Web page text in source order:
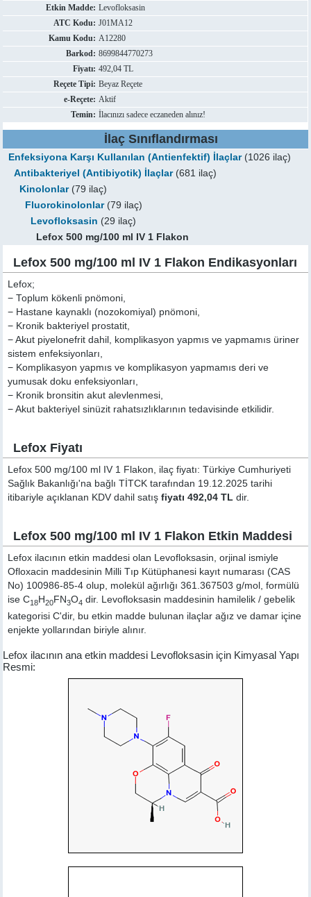
Etkin Madde: Levofloksasin
ATC Kodu: J01MA12
Kamu Kodu: A12280
Barkod: 8699844770273
Fiyatı: 492,04 TL
Reçete Tipi: Beyaz Reçete
e-Reçete: Aktif
Temin: İlacınızı sadece eczaneden alınız!
İlaç Sınıflandırması
Enfeksiyona Karşı Kullanılan (Antienfektif) İlaçlar(1026 ilaç)
Antibakteriyel (Antibiyotik) İlaçlar(681 ilaç)
Kinolonlar(79 ilaç)
Fluorokinolonlar(79 ilaç)
Levofloksasin (29 ilaç)
Lefox 500 mg/100 ml IV 1 Flakon
Lefox 500 mg/100 ml IV 1 Flakon Endikasyonları
Lefox;
− Toplum kökenli pnömoni,
− Hastane kaynaklı (nozokomiyal) pnömoni,
− Kronik bakteriyel prostatit,
− Akut piyelonefrit dahil, komplikasyon yapmıs ve yapmamıs üriner
sistem enfeksiyonları,
− Komplikasyon yapmıs ve komplikasyon yapmamıs deri ve
yumusak doku enfeksiyonları,
− Kronik bronsitin akut alevlenmesi,
− Akut bakteriyel sinüzit rahatsızlıklarının tedavisinde etkilidir.
Lefox Fiyatı
Lefox 500 mg/100 ml IV 1 Flakon, ilaç fiyatı: Türkiye Cumhuriyeti
Sağlık Bakanlığı'na bağlı TİTCK tarafından 19.12.2025 tarihi
itibariyle açıklanan KDV dahil satışfiyatı 492,04 TL dir.
Lefox 500 mg/100 ml IV 1 Flakon Etkin Maddesi
Lefox ilacının etkin maddesi olan Levofloksasin, orjinal ismiyle
Ofloxacin maddesinin Milli Tıp Kütüphanesi kayıt numarası (CAS
No) 100986-85-4 olup, molekül ağırlığı 361.367503 g/mol, formülü
ise C18H20FN3O4 dir. Levofloksasin maddesinin hamilelik / gebelik
kategorisi C'dir, bu etkin madde bulunan ilaçlar ağız ve damar içine
enjekte yollarından biriyle alınır.
Lefox ilacının ana etkin maddesi Levofloksasin için Kimyasal Yapı
Resmi: